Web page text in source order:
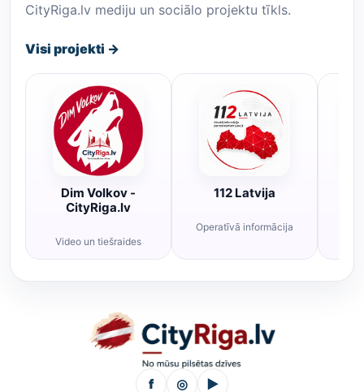
CityRiga.lv mediju un sociālo projektu tīkls.
Visi projekti →
Dim Volkov -
CityRiga.lv
Video un tiešraides
112 Latvija
Operatīvā informācija
f ◎ ▶